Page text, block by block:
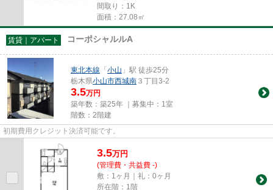
間取り：1K
面積：27.08㎡
賃貸｜アパート コーポシャルルA
東北本線 「小山 」駅 徒歩25分
栃木県小山市西城南 ３丁目3-2
3.5万円
築年数：築25年 ｜募集中： 1室
階数：2階建
初期費用クレジット決済可能です。
3.5万円
(管理費・共益費 -)
敷：1ヶ月｜礼：0ヶ月
所在階：1階